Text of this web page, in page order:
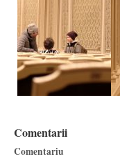
Comentarii
Comentariu